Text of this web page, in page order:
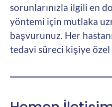
sorunlarınızla ilgili en
yöntemi için mutlaka
başvurunuz. Her
tedavi süreci kişiye özel